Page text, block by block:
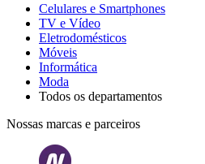
Celulares e Smartphones
TV e Vídeo
Eletrodomésticos
Móveis
Informática
Moda
Todos os departamentos
Nossas marcas e parceiros